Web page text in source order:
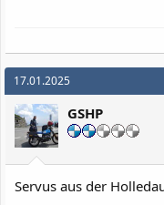
17.01.2025
GSHP
Servus aus der